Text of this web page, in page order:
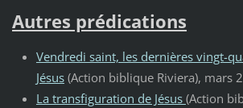
Autres prédications
Vendredi saint, les dernières vingt-
Jésus(Action biblique Riviera), mars
La transfiguration de Jésus (Action